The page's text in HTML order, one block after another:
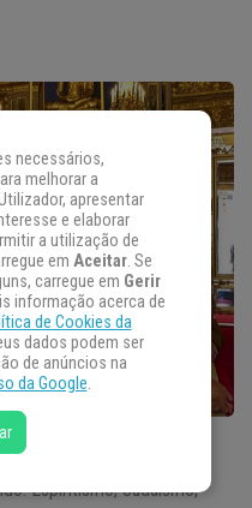
8
Espiritismo; Judaísmo;
necessários,
melhorar a
apresentar
e elaborar
a utilização de
em Aceitar. Se
carregue em Gerir
informação acerca de
de Cookies da
dados podem ser
de anúncios na
da Google.